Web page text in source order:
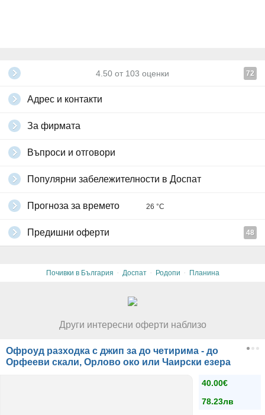
4.50 от 103 оценки 72
Адрес и контакти
За фирмата
Въпроси и отговори
Популярни забележителности в Доспат
Прогноза за времето 26 °C
Предишни оферти 48
Почивки в България · Доспат · Родопи · Планина
Други интересни оферти наблизо
Офроуд разходка с джип за до четирима - до
Орфееви скали, Орлово око или Чаирски езера
40.00€
78.23лв